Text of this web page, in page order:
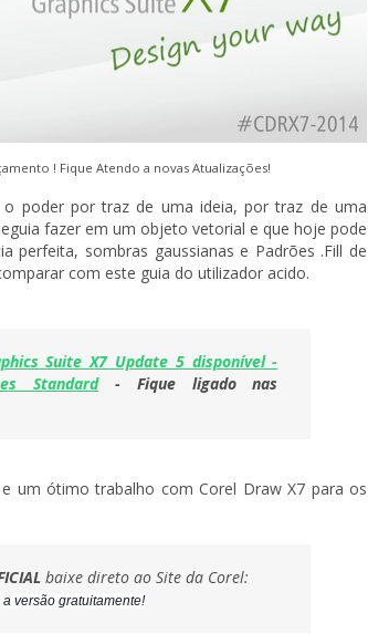
! Fique Atendo a novas Atualizações!
o poder por traz de uma ideia, por traz de uma
fazer em um objeto vetorial e que hoje pode
perfeita, sombras gaussianas e Padrões .Fill de
com este guia do utilizador acido.
Suite X7 Update 5 disponível -
Standard- Fique ligado nas
um ótimo trabalho com Corel Draw X7 para os
baixe direto ao Site da Corel:
a versão gratuitamente!